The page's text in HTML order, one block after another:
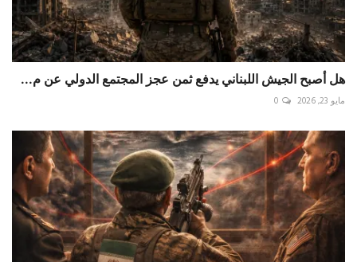
هل أصبح الجيش اللبناني يدفع ثمن عجز المجتمع الدولي عن م...
مايو 23, 2026 0